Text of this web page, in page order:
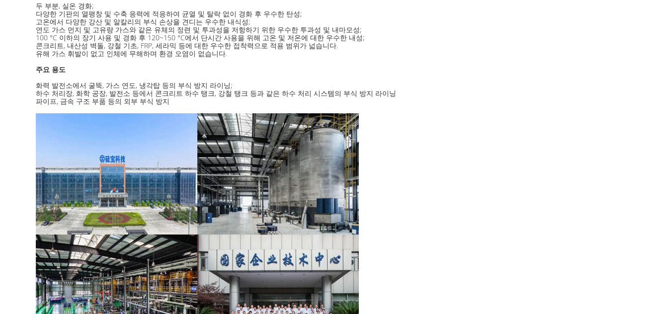
두 부분, 실온 경화;
다양한 기판의 열팽창 및 수축 응력에 적응하여 균열 및 탈락 없이 경화 후 우수한 탄성;
고온에서 다양한 강산 및 알칼리의 부식 손상을 견디는 우수한 내식성;
연도 가스 먼지 및 고유량 가스와 같은 유체의 정련 및 투과성을 저항하기 위한 우수한 투과성 및 내마모성;
100 °C 이하의 장기 사용 및 경화 후 120~150 °C에서 단시간 사용을 위해 고온 및 저온에 대한 우수한 내성;
콘크리트, 내산성 벽돌, 강철 기초, FRP, 세라믹 등에 대한 우수한 접착력으로 적용 범위가 넓습니다.
유해 가스 휘발이 없고 인체에 무해하며 환경 오염이 없습니다.
주요 용도
화력 발전소에서 굴뚝, 가스 연도, 냉각탑 등의 부식 방지 라이닝;
하수 처리장, 화학 공장, 발전소 등에서 콘크리트 하수 탱크, 강철 탱크 등과 같은 하수 처리 시스템의 부식 방지 라이닝
파이프, 금속 구조 부품 등의 외부 부식 방지